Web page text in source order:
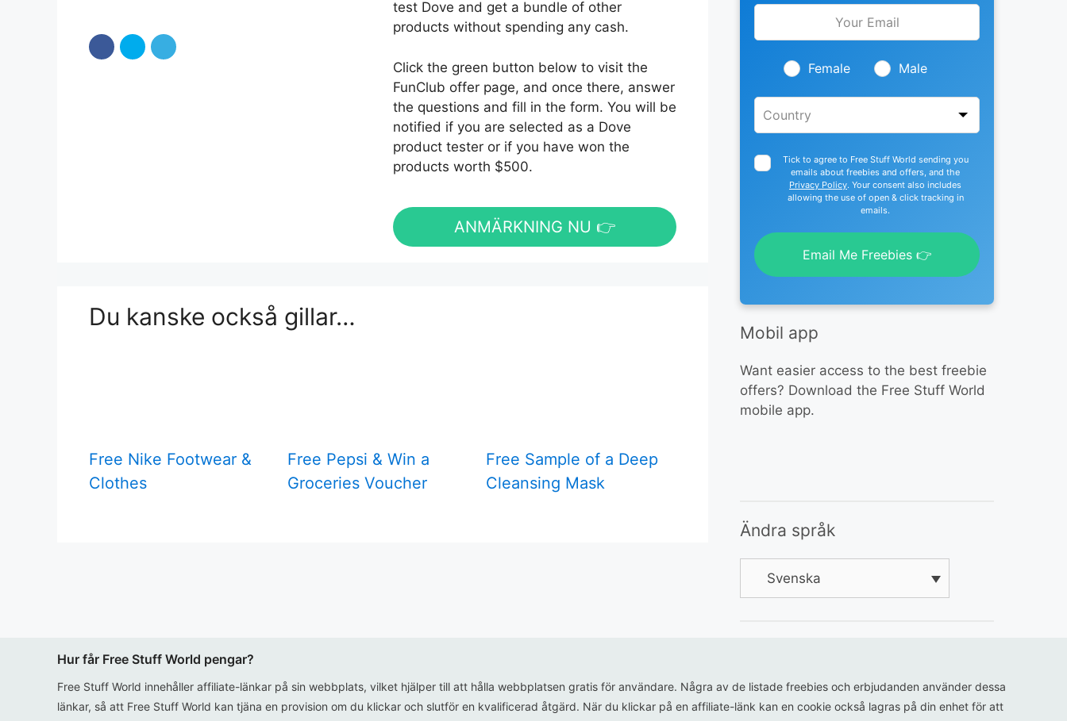
test Dove and get a bundle of other
products without spending any cash.
Click the green button below to visit the
FunClub offer page, and once there, answer
the questions and fill in the form. You will be
notified if you are selected as a Dove
product tester or if you have won the
products worth $500.
ANMÄRKNING NU 👉
Du kanske också gillar…
Free Nike Footwear &
Clothes
Free Pepsi & Win a
Groceries Voucher
Free Sample of a Deep
Cleansing Mask
Leave
blank
Female Male
Tick to agree to Free Stuff World sending you
emails about freebies and offers, and the
Privacy Policy. Your consent also includes
allowing the use of open & click tracking in
emails.
Email Me Freebies 👉
Mobil app
Want easier access to the best freebie
offers? Download the Free Stuff World
mobile app.
Ändra språk
Svenska
Hur får Free Stuff World pengar?
Free Stuff World innehåller affiliate-länkar på sin webbplats, vilket hjälper till att hålla webbplatsen gratis för användare. Några av de listade freebies och erbjudanden använder dessa
länkar, så att Free Stuff World kan tjäna en provision om du klickar och slutför en kvalificerad åtgärd. När du klickar på en affiliate-länk kan en cookie också lagras på din enhet för att